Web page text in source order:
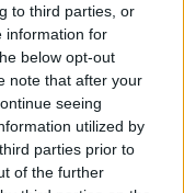
to third parties, or
information for
below opt-out
note that after your
seeing
utilized by
parties prior to
of the further
–
savo
tarp Olės